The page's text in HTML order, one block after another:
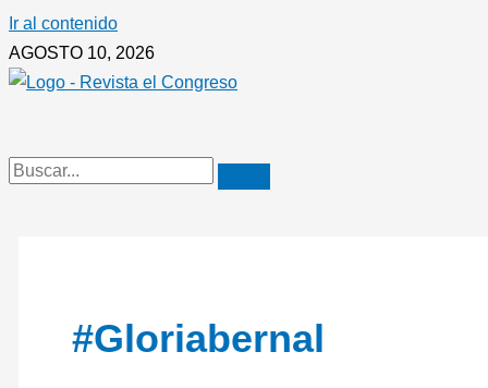
Ir al contenido
AGOSTO 10, 2026
#gloriabernal